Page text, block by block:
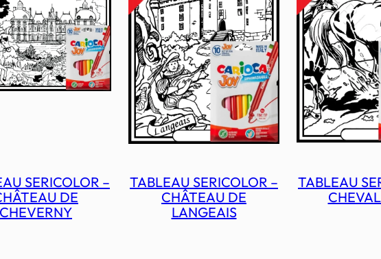
SERICOLOR –
DE
CHEVERNY
TABLEAU SERICOLOR –
CHÂTEAU DE
LANGEAIS
TABLEAU